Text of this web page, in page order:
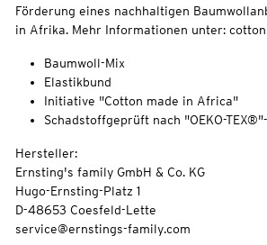
Förderung eines nachhaltigen
in Afrika. Mehr Informationen unter:
Baumwoll-Mix
Elastikbund
Initiative "Cotton made in Africa"
Schadstoffgeprüft nach "OEKO-
Hersteller:
Ernsting's family GmbH & Co. KG
Hugo-Ernsting-Platz 1
D-48653 Coesfeld-Lette
service@ernstings-family.com